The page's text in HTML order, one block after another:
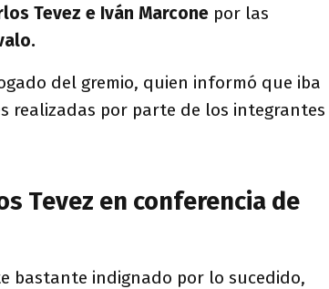
Tevez e Iván Marcone por las
del gremio, quien informó que iba
realizadas por parte de los integrantes
Tevez en conferencia de
bastante indignado por lo sucedido,